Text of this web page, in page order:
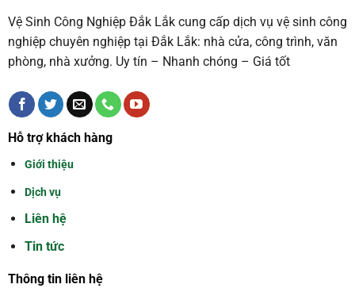
Vệ Sinh Công Nghiệp Đắk Lắk cung cấp dịch vụ vệ sinh công
nghiệp chuyên nghiệp tại Đắk Lắk: nhà cửa, công trình, văn
phòng, nhà xưởng. Uy tín – Nhanh chóng – Giá tốt
Hỗ trợ khách hàng
Giới thiệu
Dịch vụ
Liên hệ
Tin tức
Thông tin liên hệ